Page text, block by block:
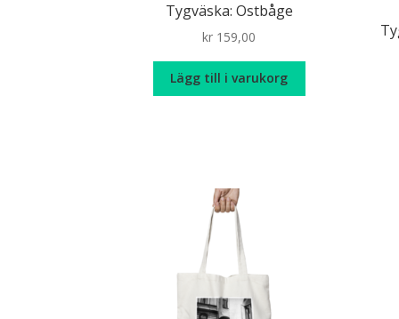
Tygväska: Ostbåge
kr 159,00
Lägg till i varukorg